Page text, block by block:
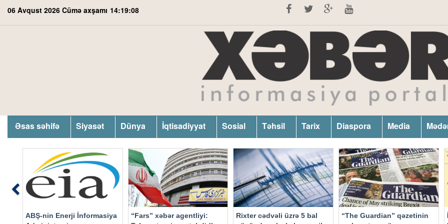
06 Avqust 2026 Cümə axşamı 14:19:08
Əsas səhifə Siyasət Dünya İqtisadiyyat Sosial Təhsil Tarix Diaspora Media
ABŞ-nin Enerji İnformasiya
“Fars” xəbər agentliyi:
Rixter cədvəli üzrə 5 bal
“The Guardian” qəzetinin
Previous